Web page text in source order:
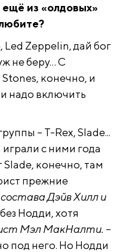
ещё из «олдовых»
Led Zeppelin, дай бог
не беру… С
конечно, и
надо включить
– T-Rex, Slade...
с ними года
Slade, конечно, там
прежние
составаДэйв Хилл и
Нодди, хотя
Мэл МакНалти. –
под него. Но Нодди